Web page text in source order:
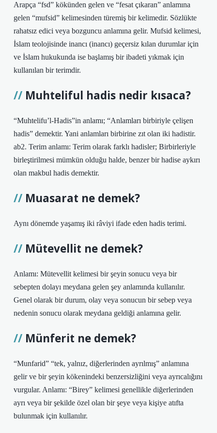
Arapça “fsd” kökünden gelen ve “fesat çıkaran” anlamına
gelen “mufsid” kelimesinden türemiş bir kelimedir. Sözlükte
rahatsız edici veya bozguncu anlamına gelir. Mufsid kelimesi,
İslam teolojisinde inancı (inancı) geçersiz kılan durumlar için
ve İslam hukukunda ise başlamış bir ibadeti yıkmak için
kullanılan bir terimdir.
Muhteliful hadis nedir kısaca?
“Muhtelifu’l-Hadis”in anlamı; “Anlamları birbiriyle çelişen
hadis” demektir. Yani anlamları birbirine zıt olan iki hadistir.
ab2. Terim anlamı: Terim olarak farklı hadisler; Birbirleriyle
birleştirilmesi mümkün olduğu halde, benzer bir hadise aykırı
olan makbul hadis demektir.
Muasarat ne demek?
Aynı dönemde yaşamış iki râviyi ifade eden hadis terimi.
Mütevellit ne demek?
Anlamı: Mütevellit kelimesi bir şeyin sonucu veya bir
sebepten dolayı meydana gelen şey anlamında kullanılır.
Genel olarak bir durum, olay veya sonucun bir sebep veya
nedenin sonucu olarak meydana geldiği anlamına gelir.
Münferit ne demek?
“Munfarid” “tek, yalnız, diğerlerinden ayrılmış” anlamına
gelir ve bir şeyin kökenindeki benzersizliğini veya ayrıcalığını
vurgular. Anlamı: “Birey” kelimesi genellikle diğerlerinden
ayrı veya bir şekilde özel olan bir şeye veya kişiye atıfta
bulunmak için kullanılır.